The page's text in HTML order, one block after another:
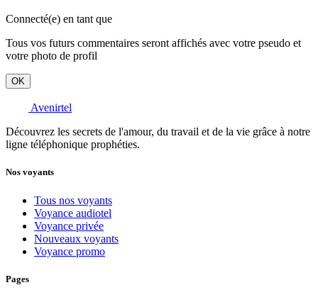
Connecté(e) en tant que
Tous vos futurs commentaires seront affichés avec votre pseudo et
votre photo de profil
OK
Avenirtel
Découvrez les secrets de l'amour, du travail et de la vie grâce à notre
ligne téléphonique prophéties.
Nos voyants
Tous nos voyants
Voyance audiotel
Voyance privée
Nouveaux voyants
Voyance promo
Pages